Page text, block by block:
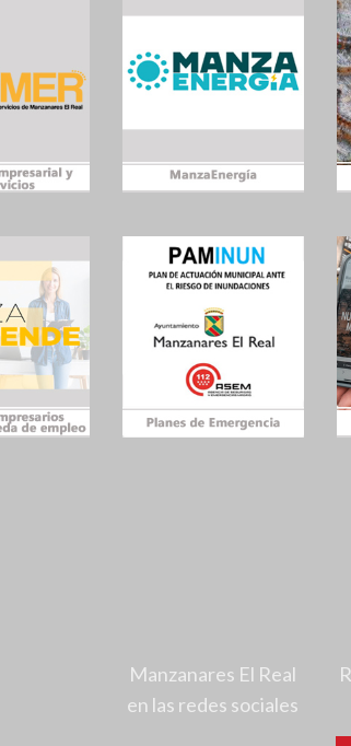
Manzanares El Real
en las redes sociales